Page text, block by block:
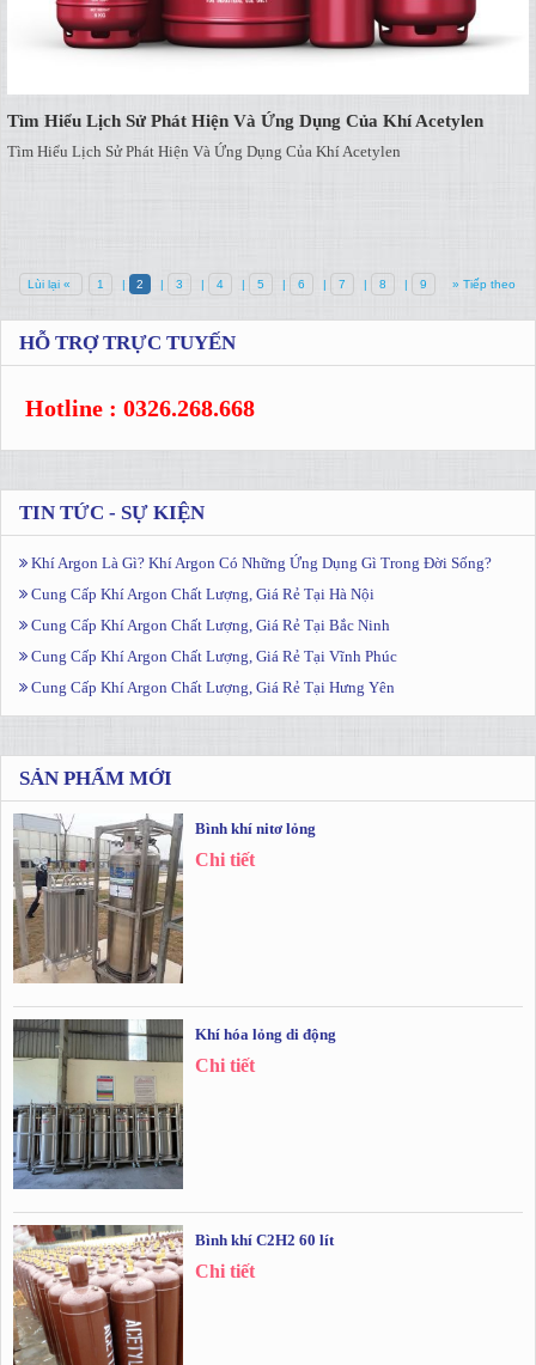
Tìm Hiểu Lịch Sử Phát Hiện Và Ứng Dụng Của Khí Acetylen
Tìm Hiểu Lịch Sử Phát Hiện Và Ứng Dụng Của Khí Acetylen
Lùi lại « 1 | 2 | 3 | 4 | 5 | 6 | 7 | 8 | 9 » Tiếp theo
HỖ TRỢ TRỰC TUYẾN
Hotline : 0326.268.668
TIN TỨC - SỰ KIỆN
Khí Argon Là Gì? Khí Argon Có Những Ứng Dụng Gì Trong Đời Sống?
Cung Cấp Khí Argon Chất Lượng, Giá Rẻ Tại Hà Nội
Cung Cấp Khí Argon Chất Lượng, Giá Rẻ Tại Bắc Ninh
Cung Cấp Khí Argon Chất Lượng, Giá Rẻ Tại Vĩnh Phúc
Cung Cấp Khí Argon Chất Lượng, Giá Rẻ Tại Hưng Yên
SẢN PHẨM MỚI
Bình khí nitơ lỏng
Chi tiết
Khí hóa lỏng di động
Chi tiết
Bình khí C2H2 60 lít
Chi tiết